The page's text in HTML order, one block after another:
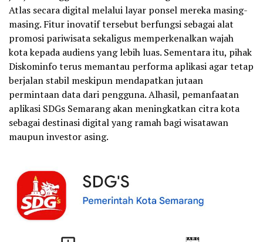
Atlas secara digital melalui layar ponsel mereka masing-
masing. Fitur inovatif tersebut berfungsi sebagai alat
promosi pariwisata sekaligus memperkenalkan wajah
kota kepada audiens yang lebih luas. Sementara itu, pihak
Diskominfo terus memantau performa aplikasi agar tetap
berjalan stabil meskipun mendapatkan jutaan
permintaan data dari pengguna. Alhasil, pemanfaatan
aplikasi SDGs Semarang akan meningkatkan citra kota
sebagai destinasi digital yang ramah bagi wisatawan
maupun investor asing.